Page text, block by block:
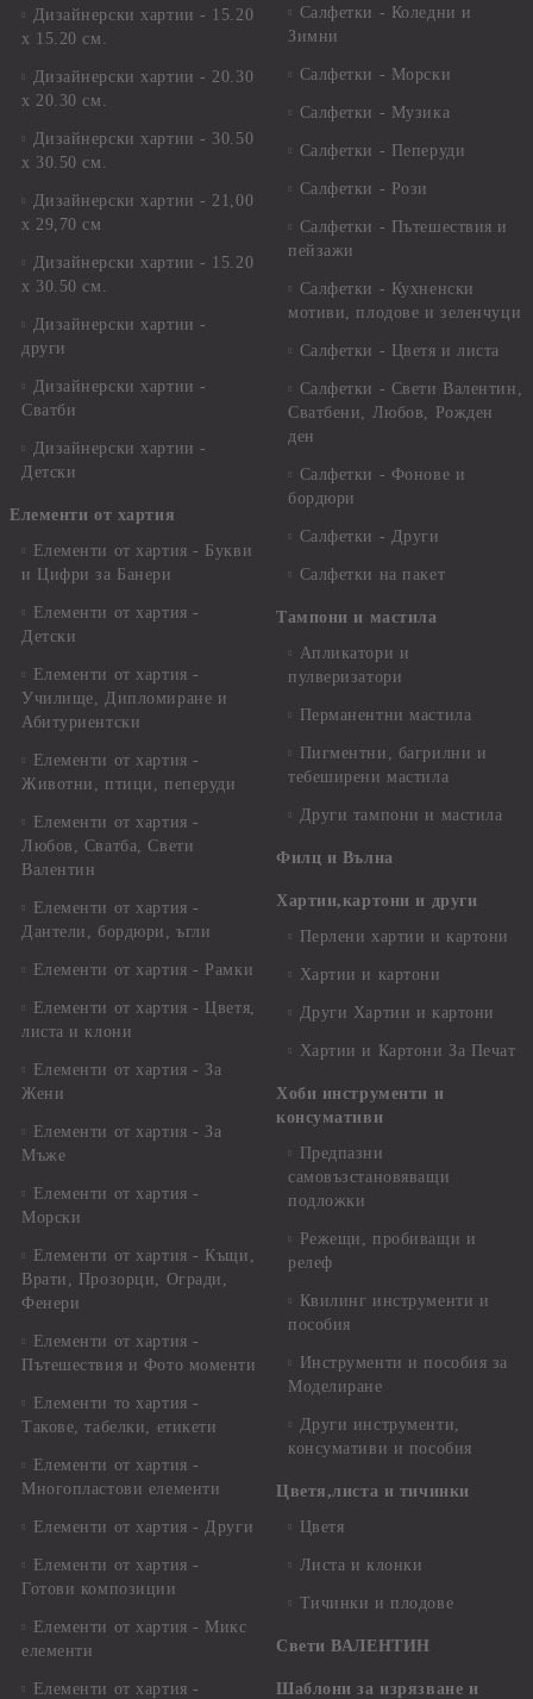
Дизайнерски хартии - 15.20
х 15.20 см.
Дизайнерски хартии - 20.30
х 20.30 см.
Дизайнерски хартии - 30.50
х 30.50 см.
Дизайнерски хартии - 21,00
х 29,70 см
Дизайнерски хартии - 15.20
x 30.50 см.
Дизайнерски хартии -
други
Дизайнерски хартии -
Сватби
Дизайнерски хартии -
Детски
Елементи от хартия
Елементи от хартия - Букви
и Цифри за Банери
Елементи от хартия -
Детски
Елементи от хартия -
Училище, Дипломиране и
Абитуриентски
Елементи от хартия -
Животни, птици, пеперуди
Елементи от хартия -
Любов, Сватба, Свети
Валентин
Елементи от хартия -
Дантели, бордюри, ъгли
Елементи от хартия - Рамки
Елементи от хартия - Цветя,
листа и клони
Елементи от хартия - За
Жени
Елементи от хартия - За
Мъже
Елементи от хартия -
Морски
Елементи от хартия - Къщи,
Врати, Прозорци, Огради,
Фенери
Елементи от хартия -
Пътешествия и Фото моменти
Елементи то хартия -
Такове, табелки, етикети
Елементи от хартия -
Многопластови елементи
Елементи от хартия - Други
Елементи от хартия -
Готови композиции
Елементи от хартия - Микс
елементи
Елементи от хартия -
Салфетки - Коледни и
Зимни
Салфетки - Морски
Салфетки - Музика
Салфетки - Пеперуди
Салфетки - Рози
Салфетки - Пътешествия и
пейзажи
Салфетки - Кухненски
мотиви, плодове и зеленчуци
Салфетки - Цветя и листа
Салфетки - Свети Валентин,
Сватбени, Любов, Рожден
ден
Салфетки - Фонове и
бордюри
Салфетки - Други
Салфетки на пакет
Тампони и мастила
Апликатори и
пулверизатори
Перманентни мастила
Пигментни, багрилни и
тебеширени мастила
Други тампони и мастила
Филц и Вълна
Хартии,картони и други
Перлени хартии и картони
Хартии и картони
Други Хартии и картони
Хартии и Картони За Печат
Хоби инструменти и
консумативи
Предпазни
самовъзстановяващи
подложки
Режещи, пробиващи и
релеф
Квилинг инструменти и
пособия
Инструменти и пособия за
Моделиране
Други инструменти,
консумативи и пособия
Цветя,листа и тичинки
Цветя
Листа и клонки
Тичинки и плодове
Свети ВАЛЕНТИН
Шаблони за изрязване и